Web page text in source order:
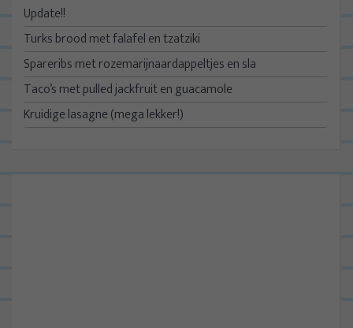
Update!!
Turks brood met falafel en tzatziki
Spareribs met rozemarijnaardappeltjes en sla
Taco’s met pulled jackfruit en guacamole
Kruidige lasagne (mega lekker!)